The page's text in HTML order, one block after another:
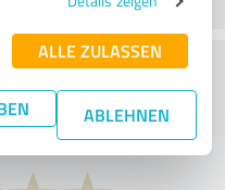
ALLE ZULASSEN
ABLEHNEN
of the price to
ratio?